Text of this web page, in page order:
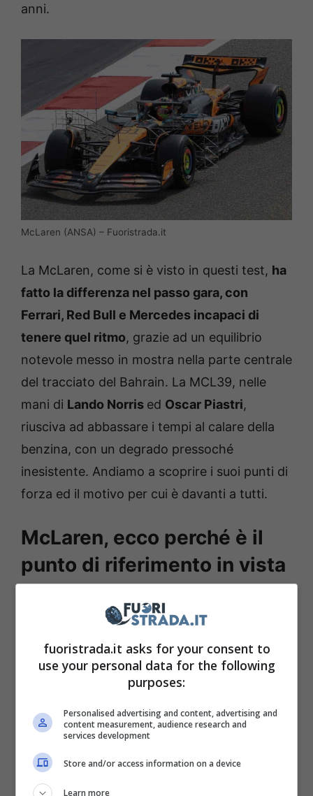
anni.
McLaren (ANSA) – Fuoristrada.it
La McLaren, come si è visto in questi test, ha
fatto la differenza nel passo gara, con
Ferrari, Red Bull e Mercedes incapaci di
tenere quel ritmo, grazie ad un equilibrio
notevole messo in mostra nella parte centrale
del tracciato del Bahrain. La MCL39, nelle
mani di Lando Norris ed Oscar Piastri,
riusciva ad abbassare i tempi al calare della
benzina, con un degrado pressoché
inesistente. Andiamo a scoprire i suoi punti di
forza ed il motivo per cui è davanti a tutti.
McLaren, ecco perché è il
punto di riferimento in vista
di Melbourne
McLarenMCL39 è sicuramente il
punto di riferimento, anche se qualcosa su cui
lavorare permane.Lando Norrisha
posteriore dopo la prima giornata di test,
mentre laRed Bullha commentato la
sospensione anteriore affermando che la
soluzione è molto interessante, ma presenta
fuoristrada.it asks for your consent to
use your personal data for the following
purposes:
Personalised advertising and content, advertising and
content measurement, audience research and
services development
Store and/or access information on a device
Learn more